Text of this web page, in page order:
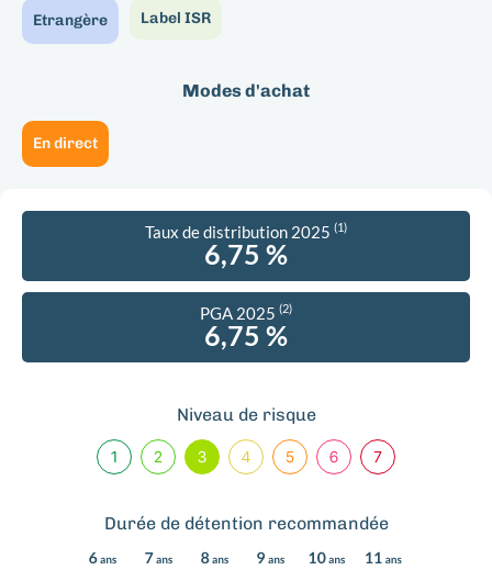
Etrangère Label ISR
Modes d'achat
En direct
Taux de distribution 2025 (1)
6,75 %
PGA 2025 (2)
6,75 %
Niveau de risque
Durée de détention recommandée